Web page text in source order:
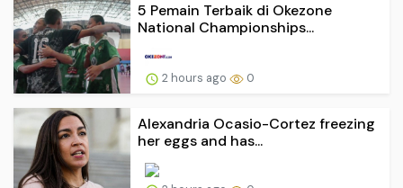
5 Pemain Terbaik di Okezone
National Championships...
2 hours ago 0
Alexandria Ocasio-Cortez freezing
her eggs and has...